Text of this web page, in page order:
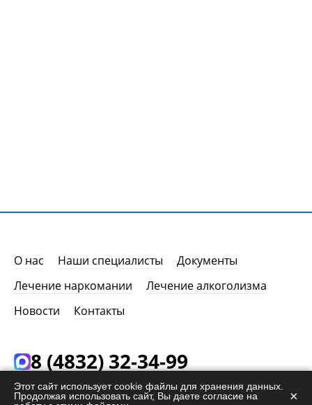
О нас Наши специалисты
Документы
Лечение наркомании
Лечение алкоголизма
Новости
Контакты
8 (4832) 32-34-99
24/7. Звонок бесплатный. 100% анонимность.
Этот сайт использует cookie файлы для хранения данных.
Продолжая использовать сайт, Вы даете согласие на
×